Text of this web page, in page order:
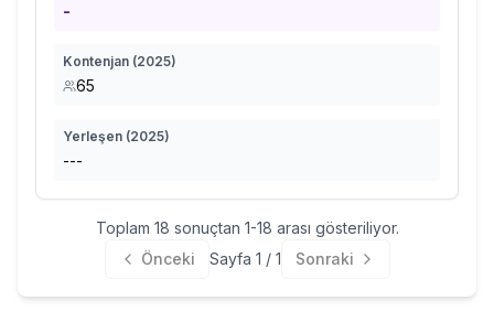
-
Kontenjan (2025)
65
Yerleşen (2025)
---
Toplam 18 sonuçtan 1-18 arası gösteriliyor.
Önceki
Sayfa 1 / 1 Sonraki